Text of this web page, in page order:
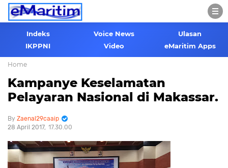
Indeks Voice News
Ulasan
IKPPNI
Video eMaritim Apps
Home
Kampanye Keselamatan
Pelayaran Nasional di Makassar.
Zaenal29caaip
28 April 2017 17.30.00